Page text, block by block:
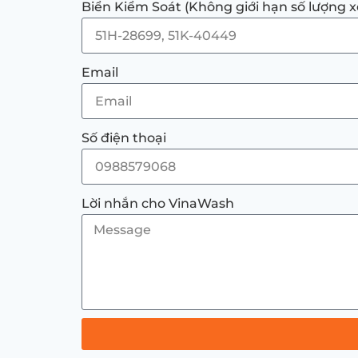
Biển Kiểm Soát (Không giới hạn số lượng
Email
Số điện thoại
Lời nhắn cho VinaWash